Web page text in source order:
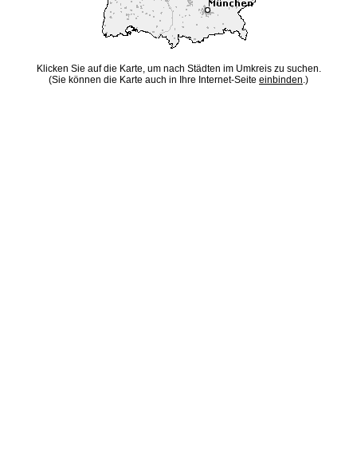
Klicken Sie auf die Karte, um nach Städten im Umkreis zu suchen.
(Sie können die Karte auch in Ihre Internet-Seite einbinden.)